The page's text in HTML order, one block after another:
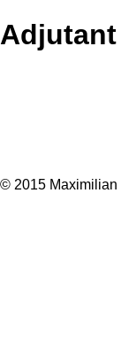
© 2015 Maximilian